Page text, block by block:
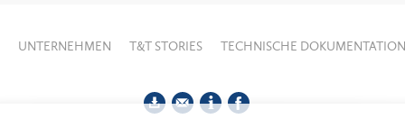
UNTERNEHMEN T&T STORIES TECHNISCHE DOKUMENTATION